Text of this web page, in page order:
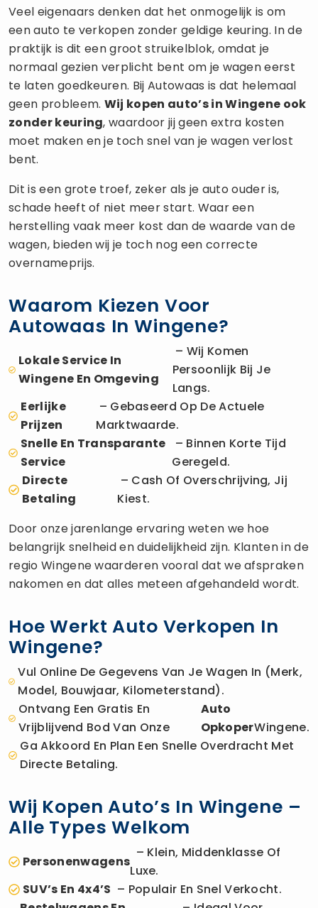
Veel eigenaars denken dat het onmogelijk is om
een auto te verkopen zonder geldige keuring. In de
praktijk is dit een groot struikelblok, omdat je
normaal gezien verplicht bent om je wagen eerst
te laten goedkeuren. Bij Autowaas is dat helemaal
geen probleem. Wij kopen auto’s in Wingene ook
zonder keuring, waardoor jij geen extra kosten
moet maken en je toch snel van je wagen verlost
bent.
Dit is een grote troef, zeker als je auto ouder is,
schade heeft of niet meer start. Waar een
herstelling vaak meer kost dan de waarde van de
wagen, bieden wij je toch nog een correcte
overnameprijs.
Waarom Kiezen Voor
Autowaas In Wingene?
Lokale Service In
Wingene En Omgeving
– Wij Komen
Persoonlijk Bij Je
Langs.
Eerlijke
Prijzen
– Gebaseerd Op De Actuele
Marktwaarde.
Snelle En Transparante
Service
– Binnen Korte Tijd
Geregeld.
Directe
Betaling
– Cash Of Overschrijving, Jij
Kiest.
Door onze jarenlange ervaring weten we hoe
belangrijk snelheid en duidelijkheid zijn. Klanten in de
regio Wingene waarderen vooral dat we afspraken
nakomen en dat alles meteen afgehandeld wordt.
Hoe Werkt Auto Verkopen In
Wingene?
Vul Online De Gegevens Van Je Wagen In (merk,
Model, Bouwjaar, Kilometerstand).
Ontvang Een Gratis En
Vrijblijvend Bod Van Onze
Auto
OpkoperWingene.
Ga Akkoord En Plan Een Snelle Overdracht Met
Directe Betaling.
Wij Kopen Auto’s In Wingene –
Alle Types Welkom
Personenwagens
– Klein, Middenklasse Of
Luxe.
SUV’s En 4x4’s – Populair En Snel Verkocht.